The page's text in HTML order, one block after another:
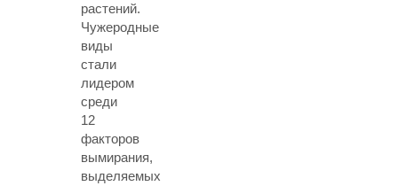
растений.
Чужеродные
виды
стали
лидером
среди
12
факторов
вымирания,
выделяемых